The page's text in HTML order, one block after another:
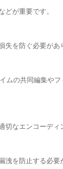
が重要です。
を防ぐ必要があ
の共同編集や
なエンコーディ
を防止する必要